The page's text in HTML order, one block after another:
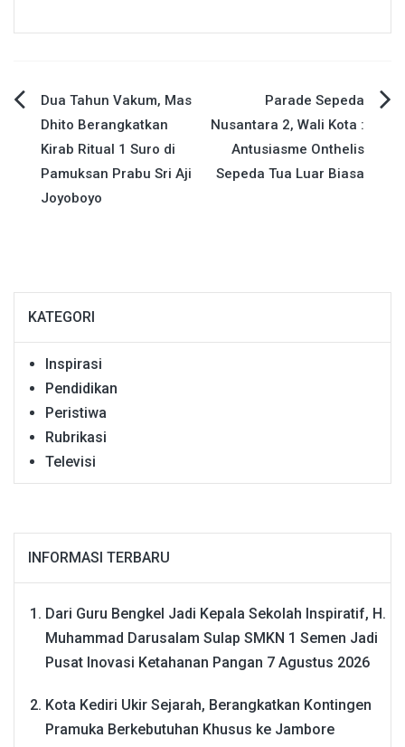
Navigasi
pos
Dua Tahun Vakum, Mas
Dhito Berangkatkan
Kirab Ritual 1 Suro di
Pamuksan Prabu Sri Aji
Joyoboyo
Parade Sepeda
Nusantara 2, Wali Kota :
Antusiasme Onthelis
Sepeda Tua Luar Biasa
KATEGORI
Inspirasi
Pendidikan
Peristiwa
Rubrikasi
Televisi
INFORMASI TERBARU
Dari Guru Bengkel Jadi Kepala Sekolah Inspiratif, H.
Muhammad Darusalam Sulap SMKN 1 Semen Jadi
Pusat Inovasi Ketahanan Pangan 7 Agustus 2026
Kota Kediri Ukir Sejarah, Berangkatkan Kontingen
Pramuka Berkebutuhan Khusus ke Jambore